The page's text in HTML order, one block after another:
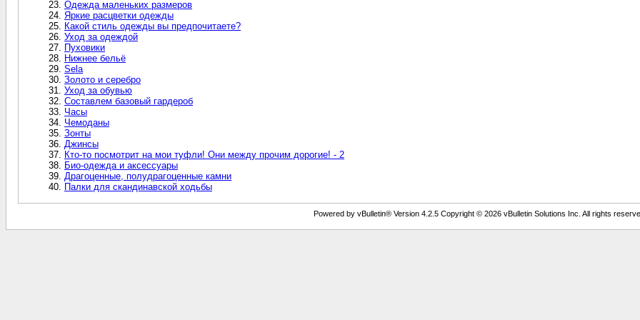
Одежда маленьких размеров
Яркие расцветки одежды
Какой стиль одежды вы предпочитаете?
Уход за одеждой
Пуховики
Нижнее бельё
Sela
Золото и серебро
Уход за обувью
Составлем базовый гардероб
Часы
Чемоданы
Зонты
Джинсы
Кто-то посмотрит на мои туфли! Они между прочим дорогие! - 2
Био-одежда и аксессуары
Драгоценные, полудрагоценные камни
Палки для скандинавской ходьбы
Powered by vBulletin® Version 4.2.5 Copyright © 2026 vBulletin Solutions Inc. All rights